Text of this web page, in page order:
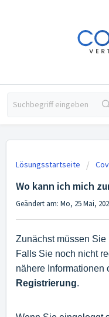
Lösungsstartseite
Wo kann ich mich
Geändert am: Mo, 25 Mai,
Zunächst müssen
Falls Sie noch nicht
nähere Informationen
Registrierung.